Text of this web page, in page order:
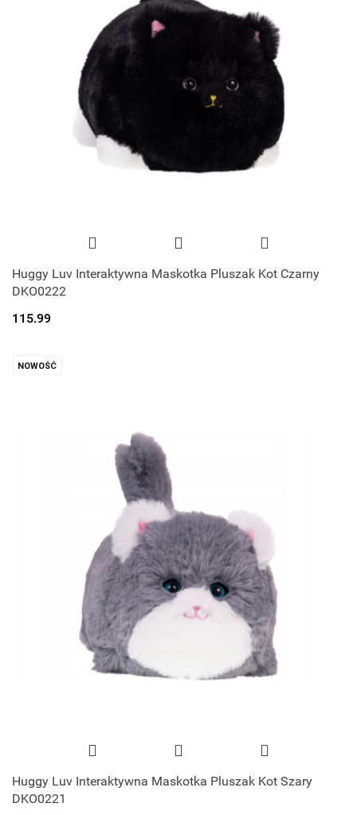
Huggy Luv Interaktywna Maskotka Pluszak Kot Czarny
DKO0222
115.99
NOWOŚĆ
Huggy Luv Interaktywna Maskotka Pluszak Kot Szary
DKO0221